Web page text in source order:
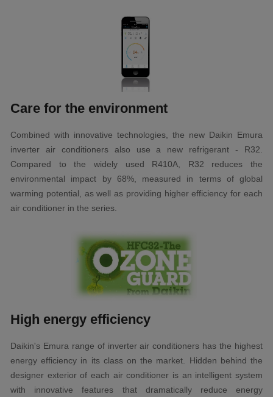
Care for the environment
Combined with innovative technologies, the new Daikin Emura
inverter air conditioners also use a new refrigerant - R32.
Compared to the widely used R410A, R32 reduces the
environmental impact by 68%, measured in terms of global
warming potential, as well as providing higher efficiency for each
air conditioner in the series.
High energy efficiency
Daikin's Emura range of inverter air conditioners has the highest
energy efficiency in its class on the market. Hidden behind the
designer exterior of each air conditioner is an intelligent system
with innovative features that dramatically reduce energy